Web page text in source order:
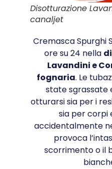
Disotturazione
canaljet
Cremasca Spurghi
ore su 24 nella
Lavandini e
fognaria. Le
state sgrassate
otturarsi sia per i
sia per corpi
accidentalmente
provoca
scorrimento o il